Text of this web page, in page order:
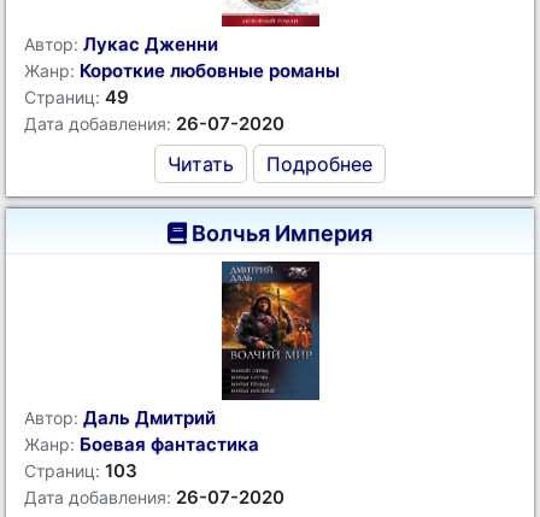
Автор: Лукас Дженни
Жанр: Короткие любовные романы
Страниц: 49
Дата добавления: 26-07-2020
Читать Подробнее
Волчья Империя
Автор: Даль Дмитрий
Жанр: Боевая фантастика
Страниц: 103
Дата добавления: 26-07-2020